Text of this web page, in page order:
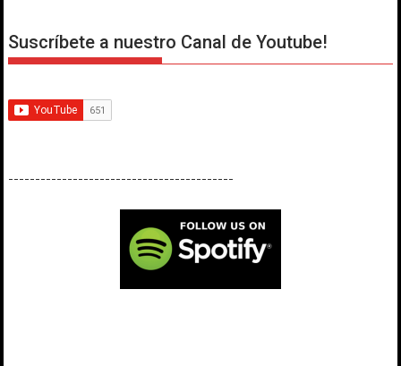
Suscríbete a nuestro Canal de Youtube!
------------------------------------------